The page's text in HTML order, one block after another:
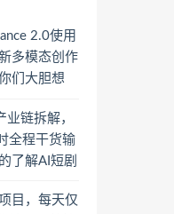
2.0使用
多模态创作
们大胆想
业链拆解，
全程干货输
了解AI短剧
目，每天仅